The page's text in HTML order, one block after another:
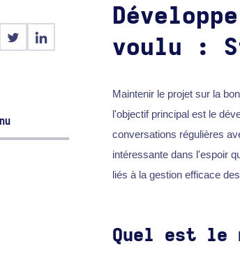
voulu :
Maintenir le projet sur la
l'objectif principal est le
conversations régulières
intéressante dans l'espoir
liés à la gestion efficace
Quel est le